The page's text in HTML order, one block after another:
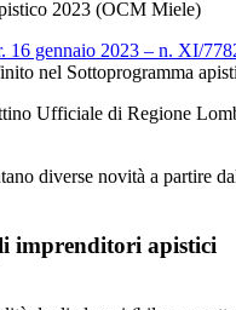
16 gennaio 2023 – n. XI/
nel Sottoprogramma
Ufficiale di Regione
diverse novità a partire
imprenditori apistici